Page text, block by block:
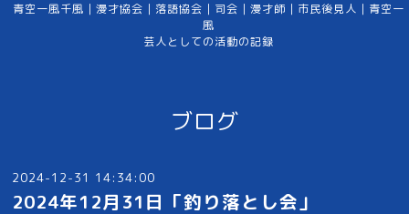
青空一風千風｜漫才協会｜落語協会｜司会｜漫才師｜市民後見人｜青空一
風
芸人としての活動の記録
ブログ
2024-12-31 14:34:00
2024年12月31日「釣り落とし会」